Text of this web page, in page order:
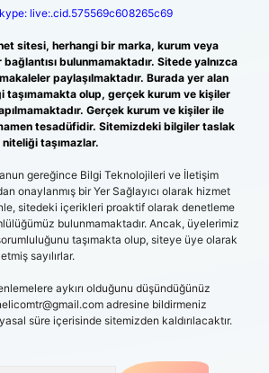
live:.cid.575569c608265c69
sitesi, herhangi bir marka, kurum veya
bulunmamaktadır. Sitede yalnızca
makaleler paylaşılmaktadır. Burada yer alan
taşımamakta olup, gerçek kurum ve kişiler
Gerçek kurum ve kişiler ile
tesadüfidir. Sitemizdeki bilgiler taslak
taşımazlar.
gereğince Bilgi Teknolojileri ve İletişim
onaylanmış bir Yer Sağlayıcı olarak hizmet
sitedeki içerikleri proaktif olarak denetleme
bulunmamaktadır. Ancak, üyelerimiz
taşımakta olup, siteye üye olarak
sayılırlar.
aykırı olduğunu düşündüğünüz
adresine bildirmeniz
süre içerisinde sitemizden kaldırılacaktır.